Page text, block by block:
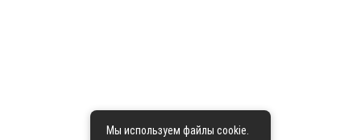
Мы используем файлы cookie.